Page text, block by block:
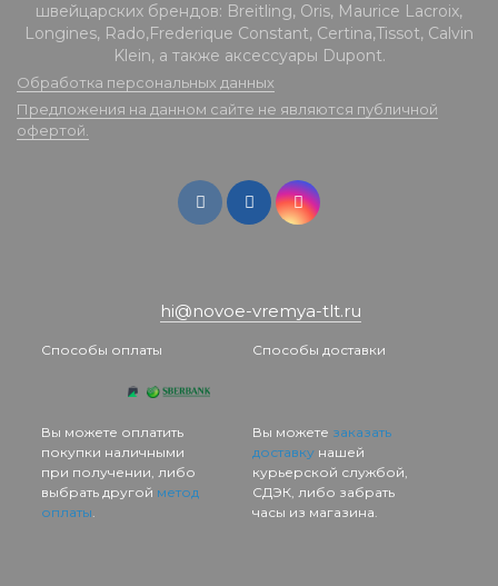
швейцарских брендов: Breitling, Oris, Maurice Lacroix,
Longines, Rado,Frederique Constant, Certina,Tissot, Calvin
Klein, а также аксессуары Dupont.
Обработка персональных данных
Предложения на данном сайте не являются публичной
офертой.
hi@novoe-vremya-tlt.ru
Способы оплаты
Вы можете оплатить
покупки наличными
при получении, либо
выбрать другой метод
оплаты.
Способы доставки
Вы можете заказать
доставкунашей
курьерской службой,
СДЭК, либо забрать
часы из магазина.